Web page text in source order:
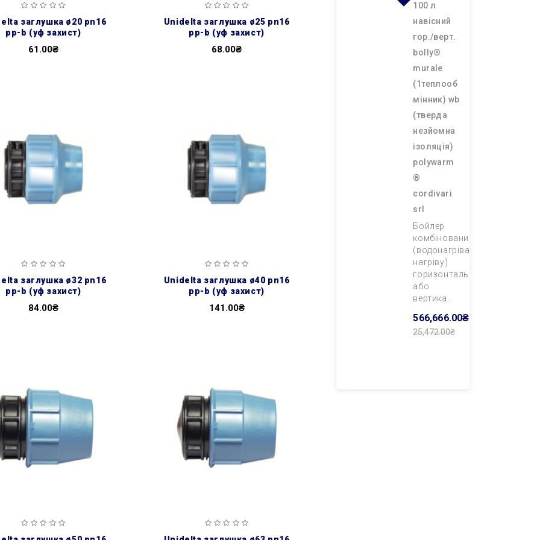
pp-b (уф захист)
61.00₴
unidelta заглушка ø25 pn16
pp-b (уф захист)
68.00₴
pp-b (уф захист)
84.00₴
unidelta заглушка ø40 pn16
pp-b (уф захист)
141.00₴
100 л
навісний
гор./верт.
bolly®
murale
(1теплооб
мінник) wb
(тверда
незйомна
ізоляція)
polywarm
®
cordivari
srl
Бойлер
комбінований
(водонагрівач непрямого
нагріву)
горизонтального
або
вертика..
566,666.00₴
25,472.00₴